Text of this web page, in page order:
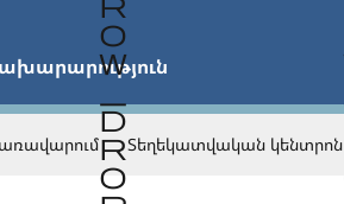
Տեղեկատվական կենտրոն